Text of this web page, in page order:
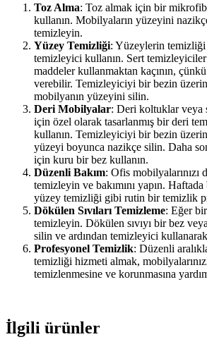
Toz Alma: Toz almak için bir
kullanın. Mobilyaların yüzeyini
temizleyin.
Yüzey Temizliği: Yüzeylerin
temizleyici kullanın. Sert temizleyiciler
maddeler kullanmaktan kaçının,
verebilir. Temizleyiciyi bir bezin
mobilyanın yüzeyini silin.
Deri Mobilyalar: Deri koltuklar veya
için özel olarak tasarlanmış bir deri
kullanın. Temizleyiciyi bir bezin
yüzeyi boyunca nazikçe silin. Daha
için kuru bir bez kullanın.
Düzenli Bakım: Ofis mobilyalarınızı
temizleyin ve bakımını yapın.
yüzey temizliği gibi rutin bir temizlik
Dökülen Sıvıları Temizleme: Eğer
temizleyin. Dökülen sıvıyı bir bez
silin ve ardından temizleyici
Profesyonel Temizlik: Düzenli
temizliği hizmeti almak,
temizlenmesine ve korunmasına
İlgili ürünler